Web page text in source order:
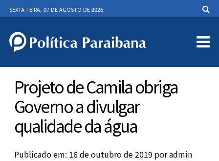
SEXTA-FEIRA, 07 DE AGOSTO DE 2026
Projeto de Camila obriga
Governo a divulgar
qualidade da água
Publicado em: 16 de outubro de 2019 poradmin